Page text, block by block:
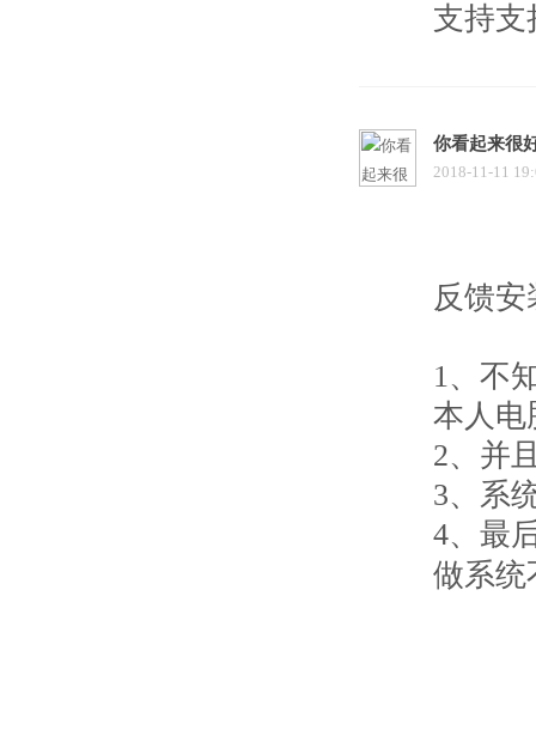
支持支
你看起来很
2018-11-11
反馈
1、不
本人电
2、并
3、系
4、最
做系统